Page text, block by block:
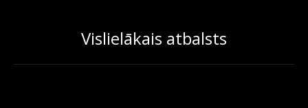
Vislielākais atbalsts